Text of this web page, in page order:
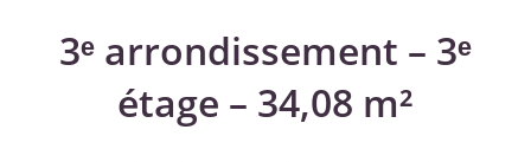
3ᵉ arrondissement – 3ᵉ
étage – 34,08 m²